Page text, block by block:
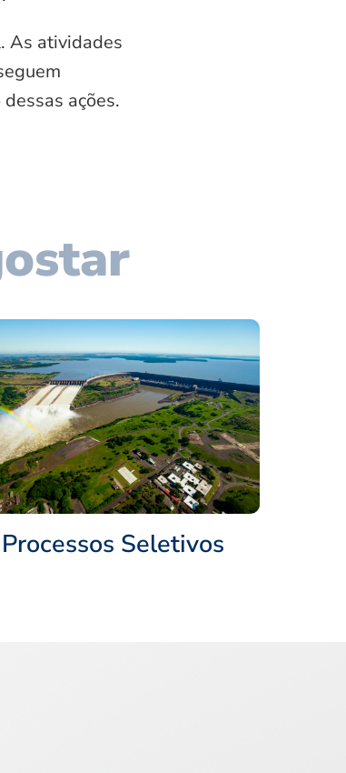
As atividades
ações.
Processos Seletivos